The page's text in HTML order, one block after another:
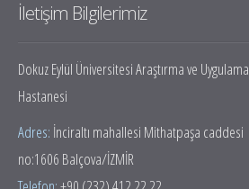
İletişim Bilgilerimiz
Dokuz Eylül Üniversitesi Araştırma ve Uygulama
Hastanesi
Adres: İnciraltı mahallesi Mithatpaşa caddesi
no:1606 Balçova/İZMİR